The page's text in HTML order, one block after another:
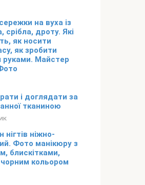
на вуха із
срібла, дроту. Які
як носити
як зробити
руками. Майстер
і доглядати за
тканиною
нігтів ніжно-
Фото манікюру з
блискітками,
чорним кольором